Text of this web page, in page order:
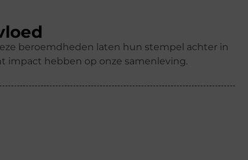
beroemdheden laten hun stempel achter in
impact hebben op onze samenleving.